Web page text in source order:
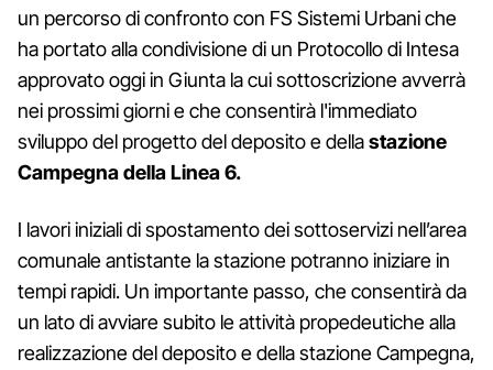
un percorso di confronto con FS Sistemi Urbani che
ha portato alla condivisione di un Protocollo di Intesa
approvato oggi in Giunta la cui sottoscrizione avverrà
nei prossimi giorni e che consentirà l'immediato
sviluppo del progetto del deposito e dellastazione
Campegna della Linea 6.
I lavori iniziali di spostamento dei sottoservizi nell’area
comunale antistante la stazione potranno iniziare in
tempi rapidi. Un importante passo, che consentirà da
un lato di avviare subito le attività propedeutiche alla
realizzazione del deposito e della stazione Campegna,